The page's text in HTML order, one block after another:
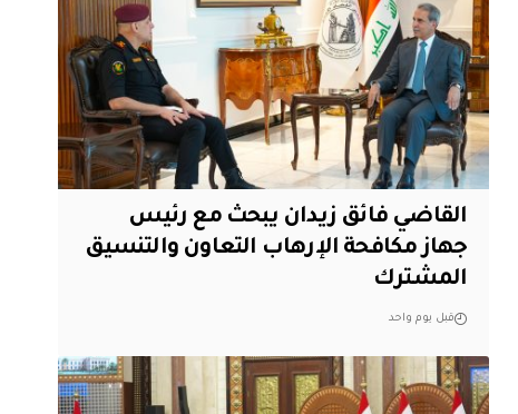
القاضي فائق زيدان يبحث مع رئيس
جهاز مكافحة الإرهاب التعاون والتنسيق
المشترك
قبل يوم واحد